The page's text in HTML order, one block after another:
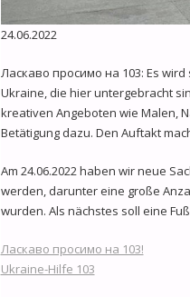
24.06.2022
Ласкаво просимо на 103: Es
Ukraine, die hier untergebracht
kreativen Angeboten wie Malen,
Betätigung dazu. Den Auftakt
Am 24.06.2022 haben wir neue
werden, darunter eine große
wurden. Als nächstes soll eine
Ласкаво просимо на 103!
Ukraine-Hilfe 103